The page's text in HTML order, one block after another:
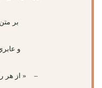
بر
و
– « از هر